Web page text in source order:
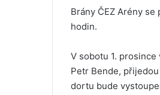
Brány ČEZ Arény
hodin.
V sobotu 1. prosince
Petr Bende,
dortu bude